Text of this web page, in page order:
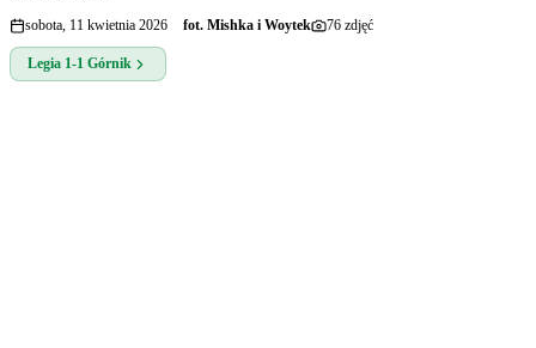
sobota, 11 kwietnia 2026 fot. Mishka i Woytek 76 zdjęć
Legia 1-1 Górnik